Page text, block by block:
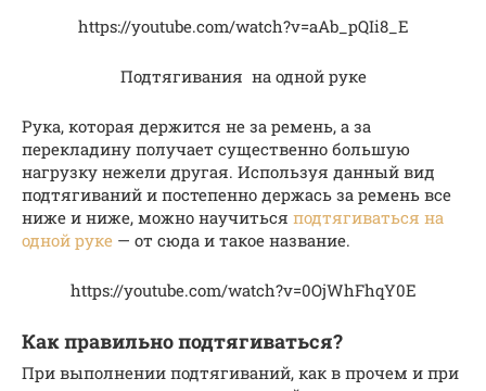
https://youtube.com/watch?v=aAb_pQIi8_E
Подтягивания на одной руке
Рука, которая держится не за ремень, а за
перекладину получает существенно большую
нагрузку нежели другая. Используя данный вид
подтягиваний и постепенно держась за ремень все
ниже и ниже, можно научиться подтягиваться на
одной руке — от сюда и такое название.
https://youtube.com/watch?v=0OjWhFhqY0E
Как правильно подтягиваться?
При выполнении подтягиваний, как в прочем и при